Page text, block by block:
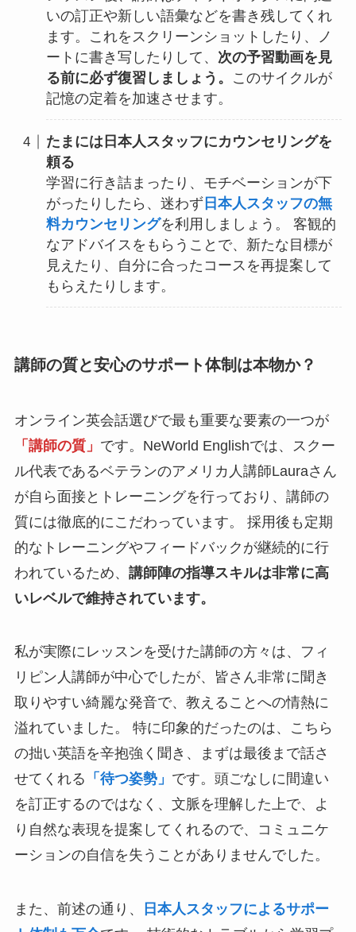
いの訂正や新しい語彙などを書き残してくれ
ます。これをスクリーンショットしたり、ノ
ートに書き写したりして、 次の予習動画を見
る前に必ず復習しましょう。 このサイクルが
記憶の定着を加速させます。
たまには日本人スタッフにカウンセリングを
頼る
学習に行き詰まったり、モチベーションが下
がったりしたら、迷わず 日本人スタッフの無
料カウンセリングを利用しましょう。 客観的
なアドバイスをもらうことで、新たな目標が
見えたり、自分に合ったコースを再提案して
もらえたりします。
講師の質と安心のサポート体制は本物か？
オンライン英会話選びで最も重要な要素の一つが
「講師の質」 です。NeWorld Englishでは、スクー
ル代表であるベテランのアメリカ人講師Lauraさん
が自ら面接とトレーニングを行っており、講師の
質には徹底的にこだわっています。 採用後も定期
的なトレーニングやフィードバックが継続的に行
われているため、 講師陣の指導スキルは非常に高
いレベルで維持されています。
私が実際にレッスンを受けた講師の方々は、フィ
リピン人講師が中心でしたが、皆さん非常に聞き
取りやすい綺麗な発音で、教えることへの情熱に
溢れていました。 特に印象的だったのは、こちら
の拙い英語を辛抱強く聞き、まずは最後まで話さ
せてくれる 「待つ姿勢」 です。頭ごなしに間違い
を訂正するのではなく、文脈を理解した上で、よ
り自然な表現を提案してくれるので、コミュニケ
ーションの自信を失うことがありませんでした。
また、前述の通り、
日本人スタッフによるサポー